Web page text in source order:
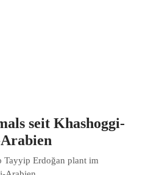
seit Khashoggi-
Tayyip Erdoğan plant im